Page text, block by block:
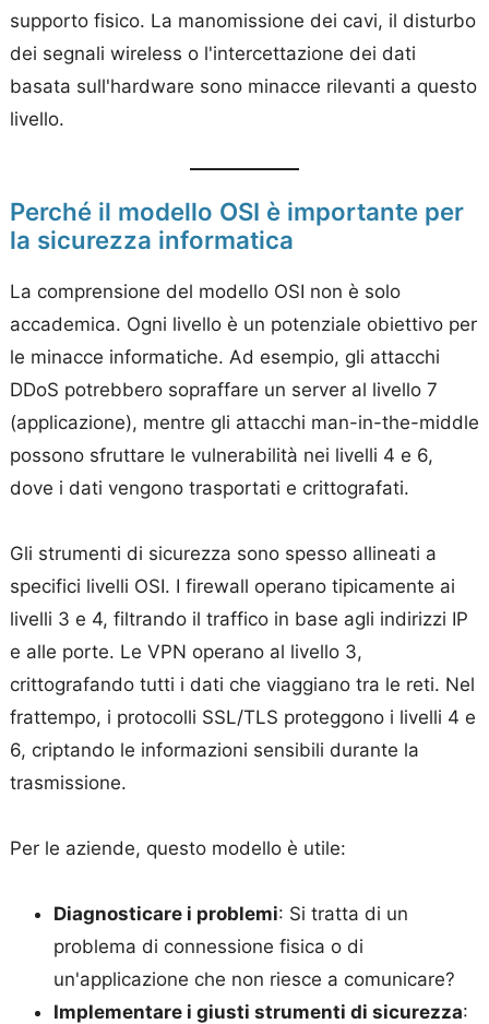
supporto fisico. La manomissione dei cavi, il disturbo
dei segnali wireless o l'intercettazione dei dati
basata sull'hardware sono minacce rilevanti a questo
livello.
Perché il modello OSI è importante per
la sicurezza informatica
La comprensione del modello OSI non è solo
accademica. Ogni livello è un potenziale obiettivo per
le minacce informatiche. Ad esempio, gli attacchi
DDoS potrebbero sopraffare un server al livello 7
(applicazione), mentre gli attacchi man-in-the-middle
possono sfruttare le vulnerabilità nei livelli 4 e 6,
dove i dati vengono trasportati e crittografati.
Gli strumenti di sicurezza sono spesso allineati a
specifici livelli OSI. I firewall operano tipicamente ai
livelli 3 e 4, filtrando il traffico in base agli indirizzi IP
e alle porte. Le VPN operano al livello 3,
crittografando tutti i dati che viaggiano tra le reti. Nel
frattempo, i protocolli SSL/TLS proteggono i livelli 4 e
6, criptando le informazioni sensibili durante la
trasmissione.
Per le aziende, questo modello è utile:
Diagnosticare i problemi: Si tratta di un
problema di connessione fisica o di
un'applicazione che non riesce a comunicare?
Implementare i giusti strumenti di sicurezza: